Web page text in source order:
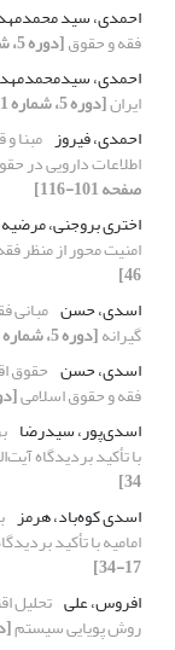
احمدی، سید
فقه و حقوق[دوره 5، شماره 2، 1402، صفحه 107-126]
احمدی،
ایران[دوره 5، شماره 1، 1402، صفحه 151-168]
احمدی، فیروز مبنا
اطلاعات دارویی در
صفحه 101-116]
اختری بروجنی، مرضیه
امنیت محور از منظر
46]
اسدی، حسن مبانی
گیرانه[دوره 5، شماره 1، 1402، صفحه 224-236]
اسدی، حسن حقوق
فقه و حقوق اسلامی[دوره 5،
اسدی‌پور، سیدرضا
با تأکید بردیدگاه
34]
اسدی کوه‌باد، هرمز
امامیه با تأکید
17-34]
افروس، علی تحلیل
روش پویایی سیستم[دوره